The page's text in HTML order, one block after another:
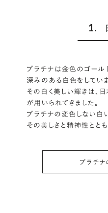
1.
プラチナは金色のゴール
深みのある白色をしてい
その白く美しい輝きは、
が用いられてきました。
プラチナの変色しない白
その美しさと精神性とと
プラチ